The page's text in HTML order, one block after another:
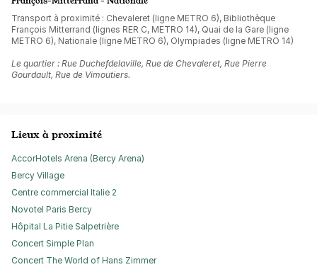
Transport à proximité : Chevaleret (ligne METRO 6), Bibliothèque
François Mitterrand (lignes RER C, METRO 14), Quai de la Gare (ligne
METRO 6), Nationale (ligne METRO 6), Olympiades (ligne METRO 14)
Le quartier : Rue Duchefdelaville, Rue de Chevaleret, Rue Pierre
Gourdault, Rue de Vimoutiers.
Lieux à proximité
AccorHotels Arena (Bercy Arena)
Bercy Village
Centre commercial Italie 2
Novotel Paris Bercy
Hôpital La Pitie Salpetrière
Concert Simple Plan
Concert The World of Hans Zimmer